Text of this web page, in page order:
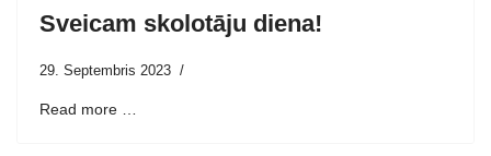
Sveicam skolotāju diena!
29. Septembris 2023
Read more …